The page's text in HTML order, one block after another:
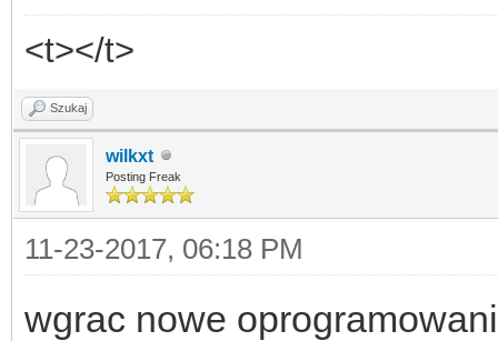
<t></t>
Szukaj
wilkxt
Posting Freak
11-23-2017, 06:18 PM
wgrac nowe